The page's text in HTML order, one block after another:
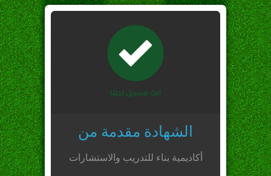
الشهادة مقدمة من
أكاديمية بناء للتدريب والاستشارات